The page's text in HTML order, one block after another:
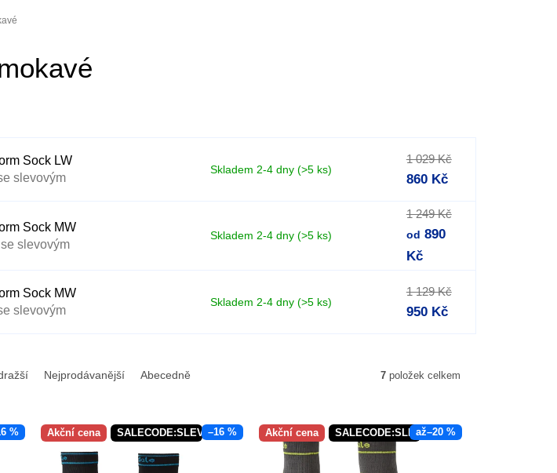
Sock LW
slevovým
Skladem 2-4 dny (>5 ks)
1 029 Kč
860 Kč
Sock MW
slevovým
Skladem 2-4 dny (>5 ks)
1 249 Kč
od 890
Kč
Sock MW
slevovým
Skladem 2-4 dny (>5 ks)
1 129 Kč
950 Kč
Nejprodávanější Abecedně 7 položek celkem
% Akční cena SALECODE:SLEVAX5:5:%
–16 % Akční cena SALECODE:SLEVAX5:5:%
až–20 %